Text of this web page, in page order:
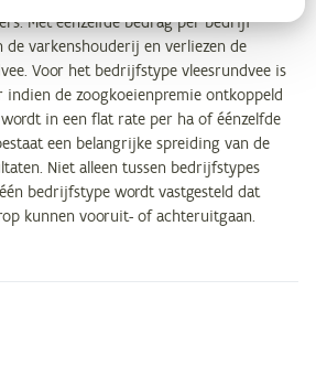
Met éénzelfde bedrag per bedrijf
varkenshouderij en verliezen de
Voor het bedrijfstype vleesrundvee is
indien de zoogkoeienpremie ontkoppeld
in een flat rate per ha of éénzelfde
een belangrijke spreiding van de
Niet alleen tussen bedrijfstypes
bedrijfstype wordt vastgesteld dat
kunnen vooruit- of achteruitgaan.